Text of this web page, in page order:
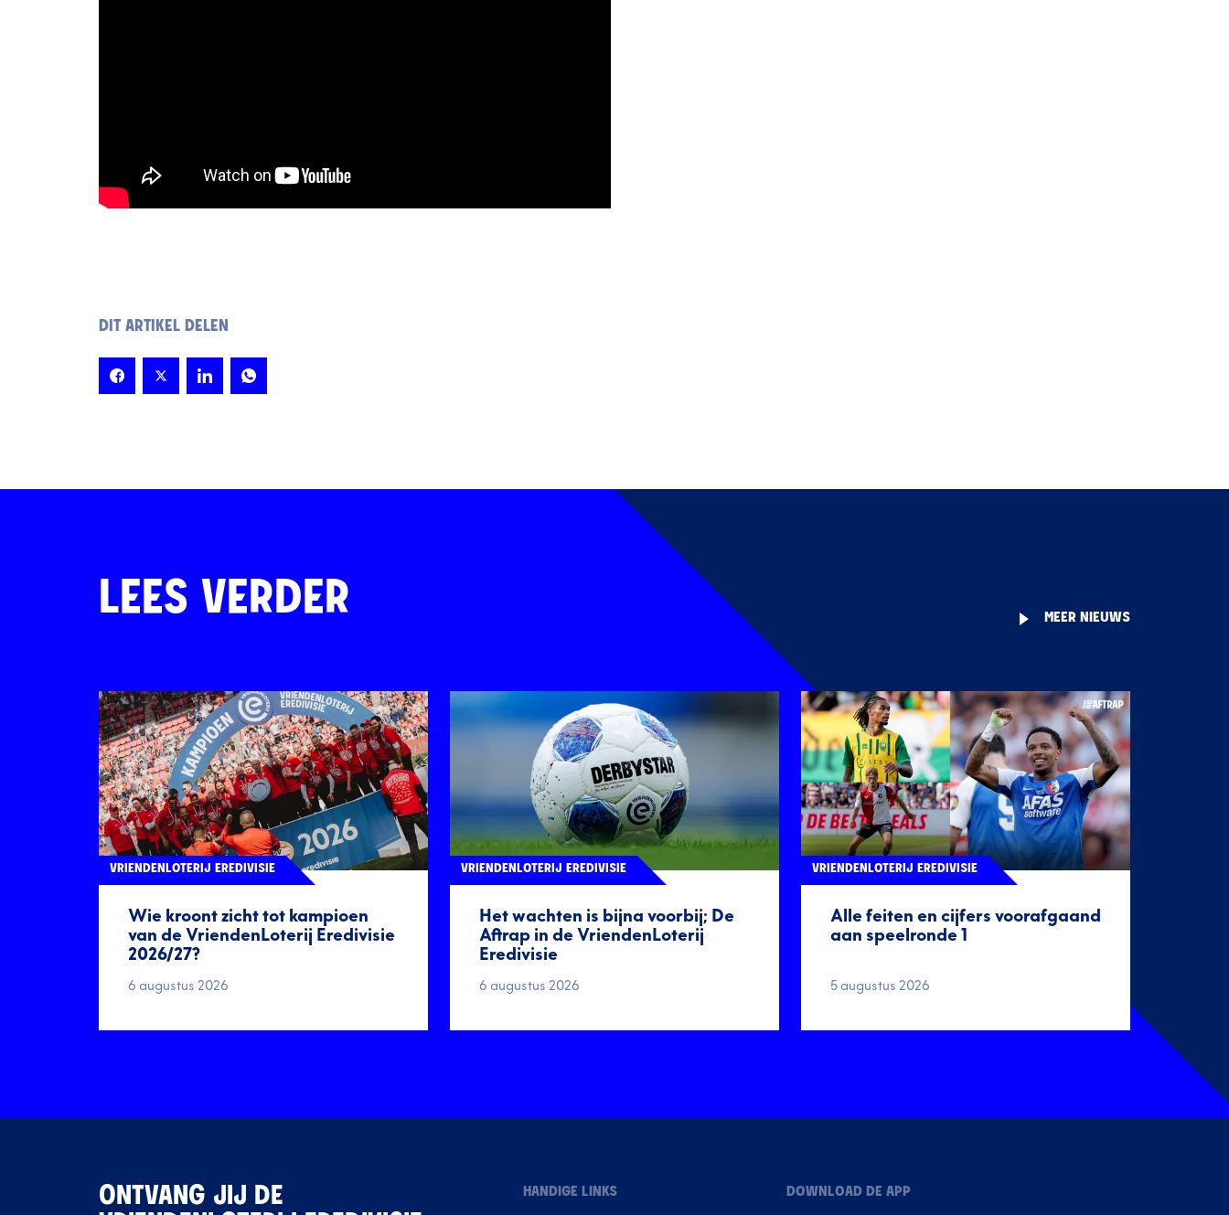
DIT ARTIKEL DELEN
LEES VERDER MEER NIEUWS
Wie kroont zicht tot kampioen
van de VriendenLoterij Eredivisie
2026/27?
VRIENDENLOTERIJ EREDIVISIE
6 augustus 2026
Het wachten is bijna voorbij; De
Aftrap in de VriendenLoterij
Eredivisie
VRIENDENLOTERIJ EREDIVISIE
6 augustus 2026
Alle feiten en cijfers voorafgaand
aan speelronde 1
VRIENDENLOTERIJ EREDIVISIE
5 augustus 2026
ONTVANG JIJ DE
HANDIGE LINKS DOWNLOAD DE APP